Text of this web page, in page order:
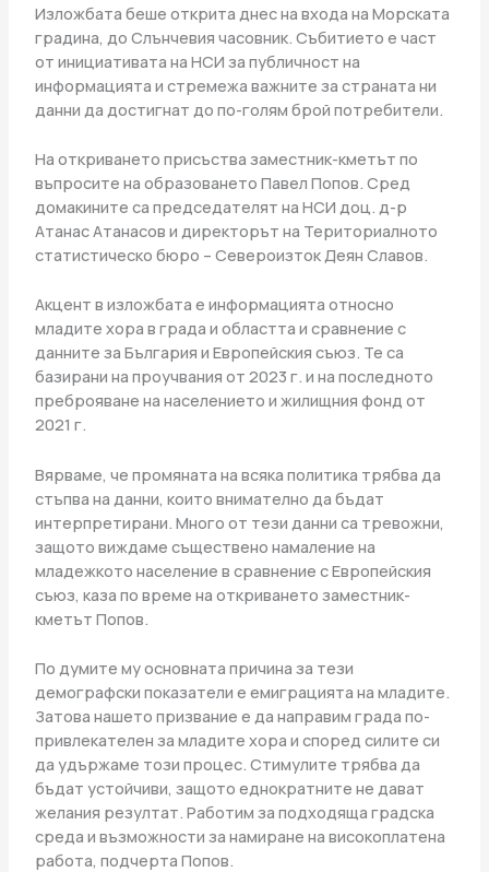
Изложбата беше открита днес на входа на Морската
градина, до Слънчевия часовник. Събитието е част
от инициативата на НСИ за публичност на
информацията и стремежа важните за страната ни
данни да достигнат до по-голям брой потребители.
На откриването присъства заместник-кметът по
въпросите на образоването Павел Попов. Сред
домакините са председателят на НСИ доц. д-р
Атанас Атанасов и директорът на Териториалното
статистическо бюро – Североизток Деян Славов.
Акцент в изложбата е информацията относно
младите хора в града и областта и сравнение с
данните за България и Европейския съюз. Те са
базирани на проучвания от 2023 г. и на последното
преброяване на населението и жилищния фонд от
2021 г.
Вярваме, че промяната на всяка политика трябва да
стъпва на данни, които внимателно да бъдат
интерпретирани. Много от тези данни са тревожни,
защото виждаме съществено намаление на
младежкото население в сравнение с Европейския
съюз, каза по време на откриването заместник-
кметът Попов.
По думите му основната причина за тези
демографски показатели е емиграцията на младите.
Затова нашето призвание е да направим града по-
привлекателен за младите хора и според силите си
да удържаме този процес. Стимулите трябва да
бъдат устойчиви, защото еднократните не дават
желания резултат. Работим за подходяща градска
среда и възможности за намиране на високоплатена
работа, подчерта Попов.